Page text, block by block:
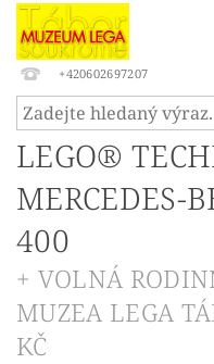
+420602697207
LEGO®
MERCEDES-
400
+ VOLNÁ
MUZEA LEGA
KČ